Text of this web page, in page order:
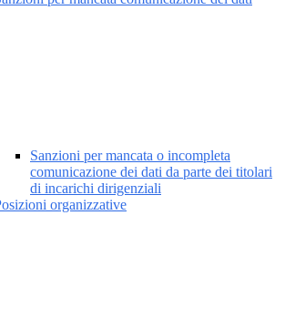
Sanzioni per mancata o incompleta
comunicazione dei dati da parte dei titolari
di incarichi dirigenziali
organizzative